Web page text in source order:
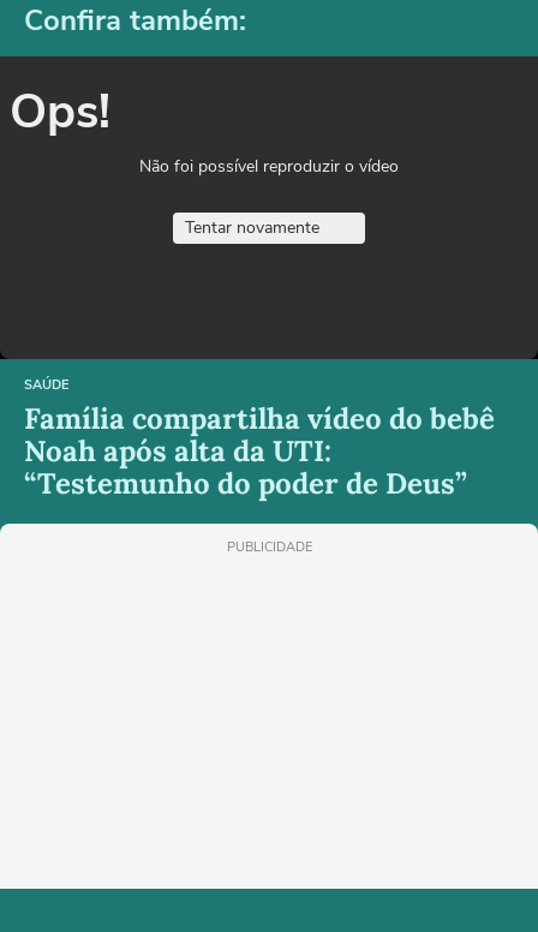
Confira também:
Ops!
Não foi possível reproduzir o vídeo
Tentar novamente
SAÚDE
Família compartilha vídeo do bebê
Noah após alta da UTI:
“Testemunho do poder de Deus”
PUBLICIDADE